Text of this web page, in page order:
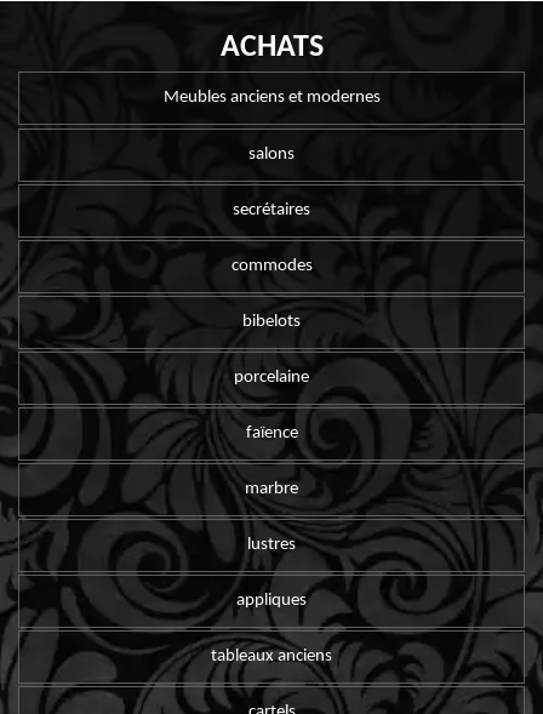
ACHATS
Meubles anciens et modernes
salons
secrétaires
commodes
bibelots
porcelaine
faïence
marbre
lustres
appliques
tableaux anciens